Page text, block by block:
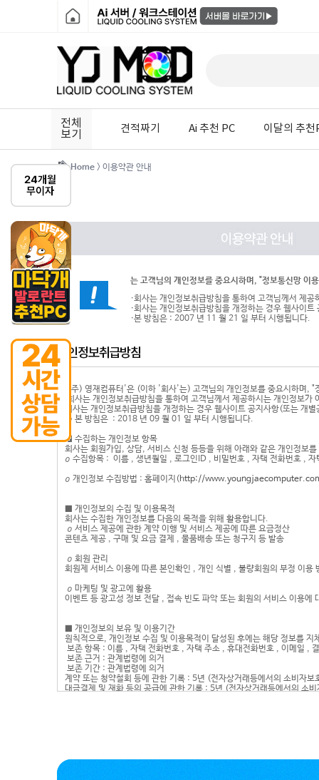
전체
보기
견적짜기 Ai 추천 PC 이달의 추천
Home > 이용약관 안내
는 고객님의 개인정보를 중요시하며, "정보통신망 이
·회사는 개인정보취급방침을 통하여 고객님께서 제
·회사는 개인정보취급방침을 개정하는 경우 웹사이
·본 방침은 : 2007 년 11 월 21 일 부터 시행됩니다.
'(주) 영재컴퓨터'은 (이하 '회사'는) 고객님의 개인정보를 중요시하며,
회사는 개인정보취급방침을 통하여 고객님께서 제공하시는 개인정보
회사는 개인정보취급방침을 개정하는 경우 웹사이트 공지사항(또는 개
ο 본 방침은 : 2018 년 09 월 01 일 부터 시행됩니다.
■ 수집하는 개인정보 항목
회사는 회원가입, 상담, 서비스 신청 등등을 위해 아래와 같은 개인정보
ο 수집항목 : 이름 , 생년월일 , 로그인ID , 비밀번호 , 자택 전화번호 ,
ο 개인정보 수집방법 : 홈페이지(http://
■ 개인정보의 수집 및 이용목적
회사는 수집한 개인정보를 다음의 목적을 위해 활용합니다.
ο 서비스 제공에 관한 계약 이행 및 서비스 제공에 따른 요금정산
콘텐츠 제공 , 구매 및 요금 결제 , 물품배송 또는 청구지 등 발송
ο 회원 관리
회원제 서비스 이용에 따른 본인확인 , 개인 식별 , 불량회원의 부정 이
ο 마케팅 및 광고에 활용
이벤트 등 광고성 정보 전달 , 접속 빈도 파악 또는 회원의 서비스 이용에
■ 개인정보의 보유 및 이용기간
원칙적으로, 개인정보 수집 및 이용목적이 달성된 후에는 해당 정보를
보존 항목 : 이름 , 자택 전화번호 , 자택 주소 , 휴대전화번호 , 이메일 ,
보존 근거 : 관계법령에 의거
보존 기간 : 관계법령에 의거
계약 또는 청약철회 등에 관한 기록 : 5년 (전자상거래등에서의 소비자보
대금결제 및 재화 등의 공급에 관한 기록 : 5년 (전자상거래등에서의 소
ο 파기절차
회원님이 회원가입 등을 위해 입력하신 정보는 목적이 달성된 후 별도